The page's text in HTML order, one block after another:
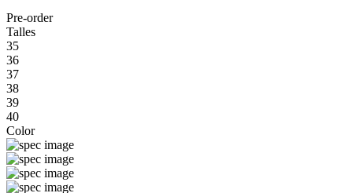
Pre-order
Talles
35
36
37
38
39
40
Color